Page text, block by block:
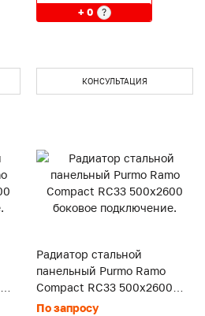
+ 0 ?
КОНСУЛЬТАЦИЯ
Радиатор стальной
панельный Purmo Ramo
Compact RC33 500x2600
боковое подключение.
По запросу